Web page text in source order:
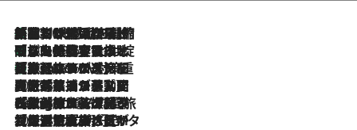
2026.8.6
「荷物が増えるほど旅ストレスは増す」美容ジャーナリストがたどり着いた最終結論。“化粧品を劇的に減らす”感動の凝縮美容とは
2026.8.6
「旅先には金髪ウィッグを持参」日本と同じメイクでは損してる!? 美容ジャーナリストが提案する“掟破りの旅美容”とは
2026.8.6
【厳選旅コスメ】「身軽さ＆UV対策重視！」ヘアアーティストshucoが選んだ夏旅ベストコスメを発表【Mサイズジップ】
2026.8.5
【厳選旅コスメ】国内をあちこち移動する河井菜摘が選んだ夏旅ベストコスメ発表！「リラックスアイテムはマスト」【Mサイズジップ】
2026.8.4
【厳選旅コスメ】「紫外線＆乾燥対策しながらメイク感も！」ヘア＆メイクGeorgeが選んだ夏旅ベストコスメを発表！【Mサイズジップ】
2026.8.3
【厳選旅コスメ】「保湿もタイパ重視！」“サウナ好き”タレント清水みさとが愛用する夏旅ベストコスメを発表！【Mサイズジップ】